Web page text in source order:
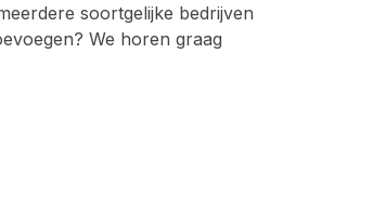
soortgelijke bedrijven
We horen graag